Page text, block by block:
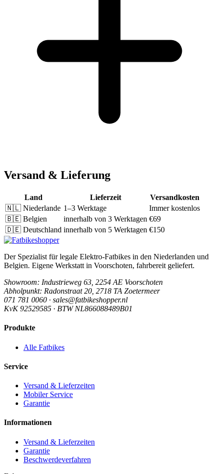
Versand & Lieferung
Land Lieferzeit
Versandkosten
🇳🇱 Niederlande 1–3 Werktage
Immer kostenlos
🇧🇪 Belgien innerhalb von 3 Werktagen €69
🇩🇪 Deutschland innerhalb von 5 Werktagen €150
Der Spezialist für legale Elektro-Fatbikes in den Niederlanden und
Belgien. Eigene Werkstatt in Voorschoten, fahrbereit geliefert.
Showroom: Industrieweg 63, 2254 AE Voorschoten
Abholpunkt: Radonstraat 20, 2718 TA Zoetermeer
071 781 0060 · sales@fatbikeshopper.nl
KvK 92529585 · BTW NL866088489B01
Produkte
Alle Fatbikes
Service
Versand & Lieferzeiten
Mobiler Service
Garantie
Informationen
Versand & Lieferzeiten
Garantie
Beschwerdeverfahren